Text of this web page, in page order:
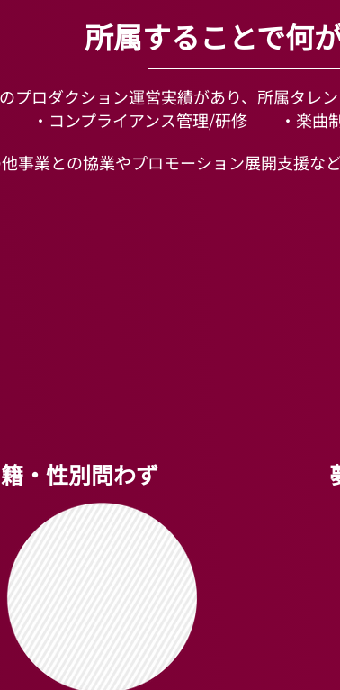
所属することで何
プロダクション運営実績があり、所属タレ
・コンプライアンス管理/研修 ・楽曲
事業との協業やプロモーション展開支援な
・性別問わず